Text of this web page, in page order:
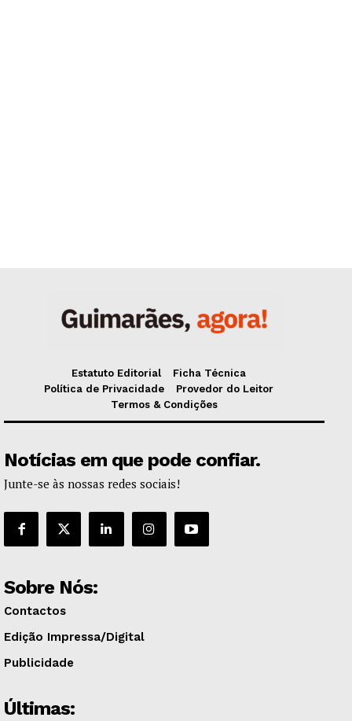
Estatuto Editorial
Ficha Técnica
Política de Privacidade
Provedor do Leitor
Termos & Condições
Notícias em que pode confiar.
Junte-se às nossas redes sociais!
Sobre Nós:
Contactos
Edição Impressa/Digital
Publicidade
Últimas: